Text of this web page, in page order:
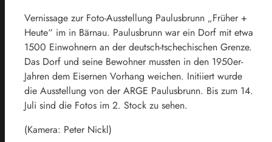
Vernissage zur Foto-Ausstellung Paulusbrunn „Früher +
Heute“ im in Bärnau. Paulusbrunn war ein Dorf mit etwa
1500 Einwohnern an der deutsch-tschechischen Grenze.
Das Dorf und seine Bewohner mussten in den 1950er-
Jahren dem Eisernen Vorhang weichen. Initiiert wurde
die Ausstellung von der ARGE Paulusbrunn. Bis zum 14.
Juli sind die Fotos im 2. Stock zu sehen.
(Kamera: Peter Nickl)